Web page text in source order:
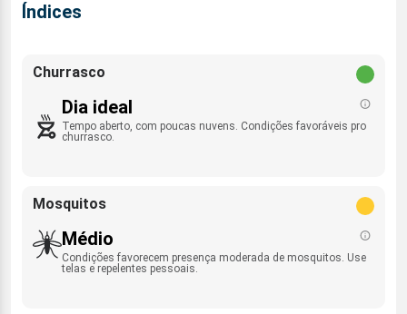
Índices
Churrasco
Dia ideal
Tempo aberto, com poucas nuvens. Condições favoráveis pro
churrasco.
Mosquitos
Médio
Condições favorecem presença moderada de mosquitos. Use
telas e repelentes pessoais.